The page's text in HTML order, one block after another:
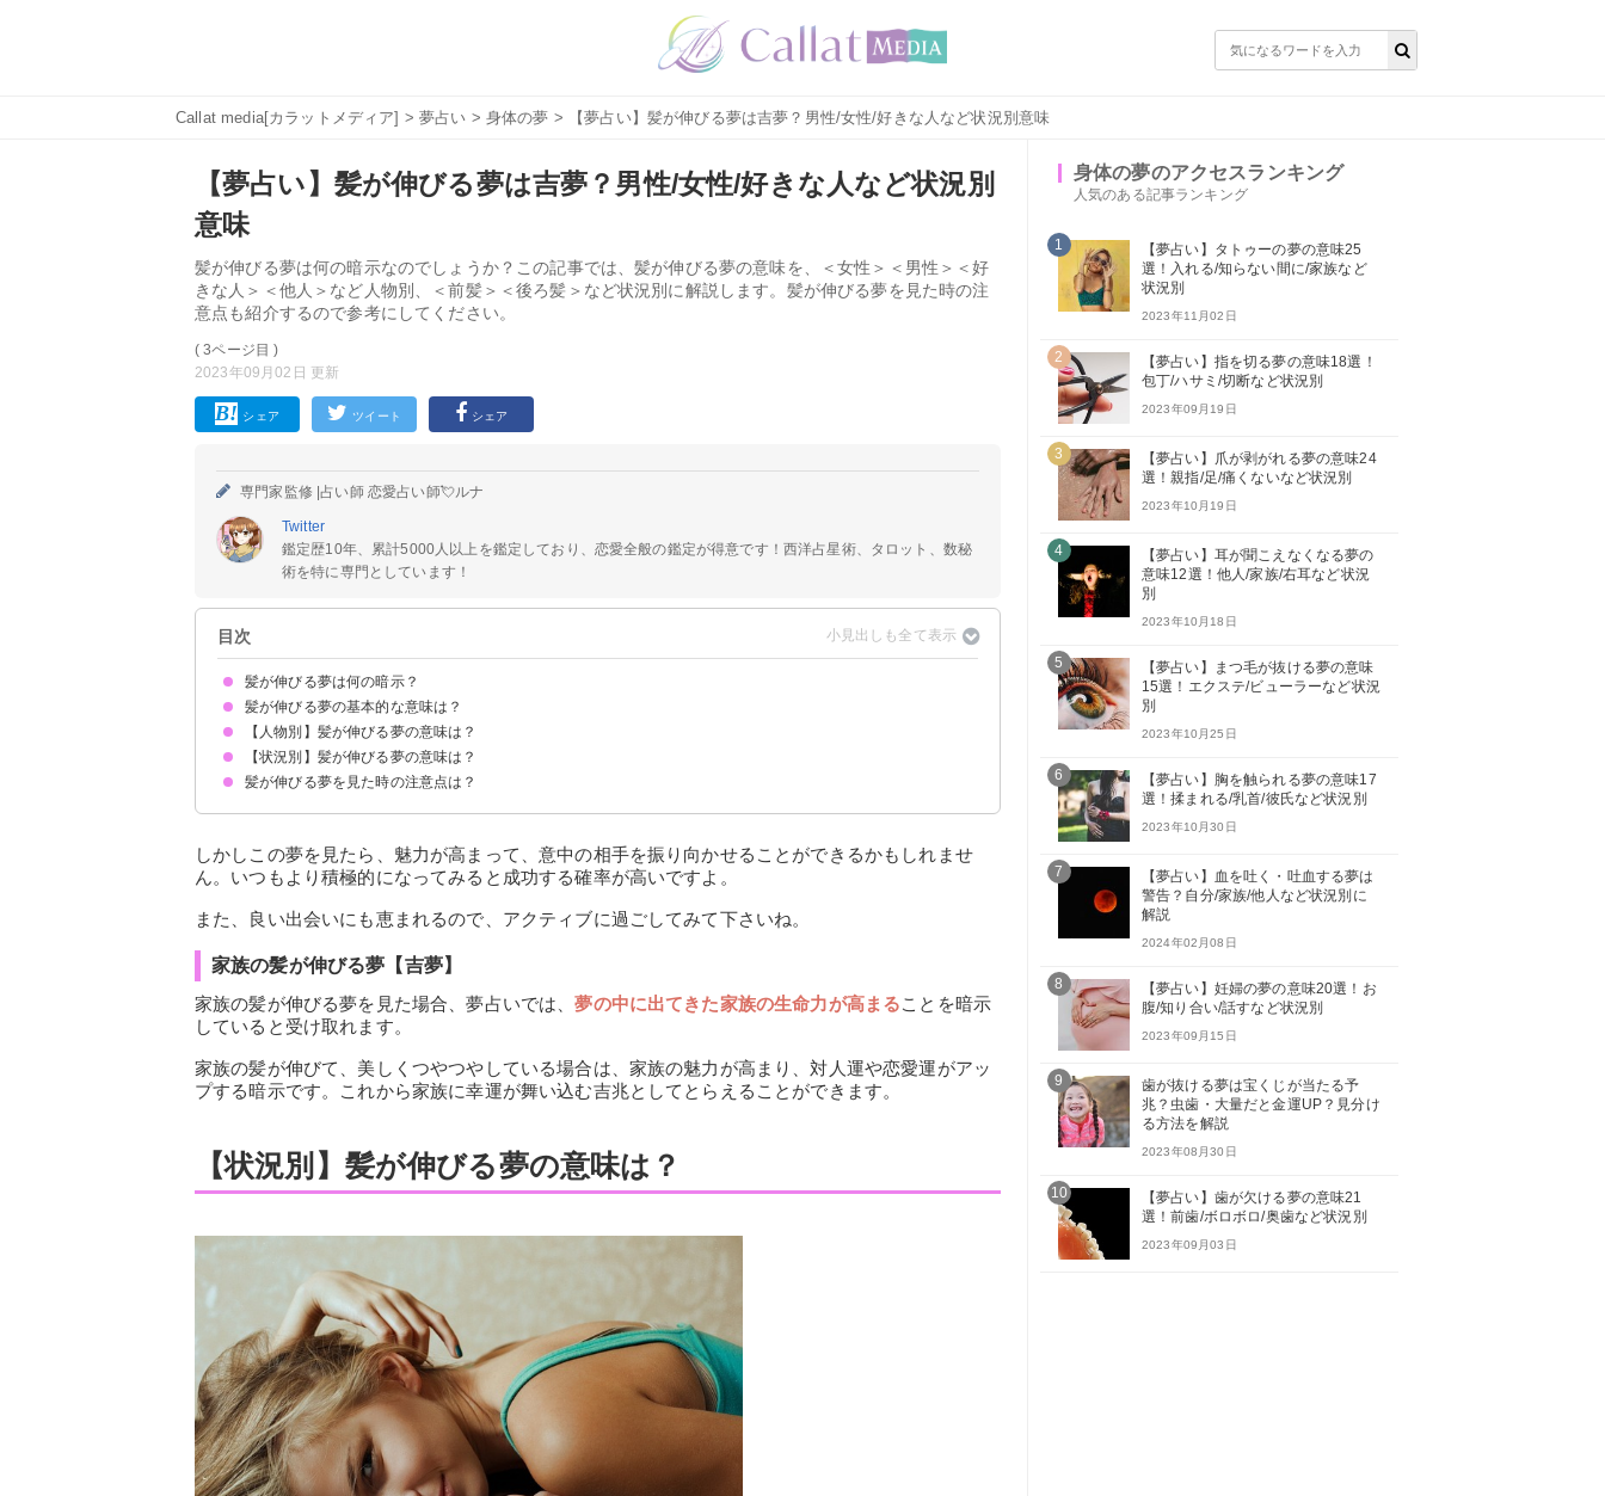
Callat media[カラットメディア] >夢占い > 身体の夢 > 【夢占い】髪が伸びる夢は吉夢？男性/女性/好きな人など状況別意味
【夢占い】髪が伸びる夢は吉夢？男性/女性/好きな人など状況別
意味
髪が伸びる夢は何の暗示なのでしょうか？この記事では、髪が伸びる夢の意味を、＜女性＞＜男性＞＜好
きな人＞＜他人＞など人物別、＜前髪＞＜後ろ髪＞など状況別に解説します。髪が伸びる夢を見た時の注
意点も紹介するので参考にしてください。
( 3ページ目 )
2023年09月02日 更新
シェア ツイート シェア
専門家監修 |占い師 恋愛占い師💘ルナ
Twitter
鑑定歴10年、累計5000人以上を鑑定しており、恋愛全般の鑑定が得意です！西洋占星術、タロット、数秘
術を特に専門としています！
目次
髪が伸びる夢は何の暗示？
髪が伸びる夢の基本的な意味は？
女性の場合は恋愛運UP
男性の場合は現実逃避したい気持ちの暗示
人物や状況で意味が決まる
【人物別】髪が伸びる夢の意味は？
好きな人の髪が伸びる夢【吉夢】
他人の髪が伸びる夢【吉夢】
彼氏の髪が伸びる夢【吉夢】
友達の髪が伸びる夢【吉夢】
人形の髪が伸びる夢【吉夢】
家族の髪が伸びる夢【吉夢】
【状況別】髪が伸びる夢の意味は？
前髪が伸びる夢【吉夢】
後ろ髪が伸びる夢【吉夢】
髪が伸びてフサフサになる夢【吉夢】
髪が伸びて長髪になる夢【吉夢】
髪が伸びて髪型が変わる夢【吉夢】
髪が伸びてからまる夢【凶夢】
髪が伸びてアレンジする夢【吉夢】
白髪の髪が伸びる夢【警告夢】
髪が伸びるのが止まらなくなる夢【吉夢】
伸びた髪を切る夢【吉夢】
髪が伸びる夢を見た時の注意点は？
しかしこの夢を見たら、魅力が高まって、意中の相手を振り向かせることができるかもしれませ
ん。いつもより積極的になってみると成功する確率が高いですよ。
また、良い出会いにも恵まれるので、アクティブに過ごしてみて下さいね。
家族の髪が伸びる夢【吉夢】
家族の髪が伸びる夢を見た場合、夢占いでは、夢の中に出てきた家族の生命力が高まることを暗示
していると受け取れます。
家族の髪が伸びて、美しくつやつやしている場合は、家族の魅力が高まり、対人運や恋愛運がアッ
プする暗示です。これから家族に幸運が舞い込む吉兆としてとらえることができます。
【状況別】髪が伸びる夢の意味は？
身体の夢のアクセスランキング
人気のある記事ランキング
1
【夢占い】タトゥーの夢の意味25
選！入れる/知らない間に/家族など
状況別
2023年11月02日
2
【夢占い】指を切る夢の意味18選！
包丁/ハサミ/切断など状況別
2023年09月19日
3
【夢占い】爪が剥がれる夢の意味24
選！親指/足/痛くないなど状況別
2023年10月19日
4
【夢占い】耳が聞こえなくなる夢の
意味12選！他人/家族/右耳など状況
別
2023年10月18日
5
【夢占い】まつ毛が抜ける夢の意味
15選！エクステ/ビューラーなど状況
別
2023年10月25日
6
【夢占い】胸を触られる夢の意味17
選！揉まれる/乳首/彼氏など状況別
2023年10月30日
7
【夢占い】血を吐く・吐血する夢は
警告？自分/家族/他人など状況別に
解説
2024年02月08日
8
【夢占い】妊婦の夢の意味20選！お
腹/知り合い/話すなど状況別
2023年09月15日
9
歯が抜ける夢は宝くじが当たる予
兆？虫歯・大量だと金運UP？見分け
る方法を解説
2023年08月30日
10
【夢占い】歯が欠ける夢の意味21
選！前歯/ボロボロ/奥歯など状況別
2023年09月03日